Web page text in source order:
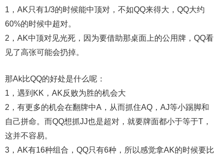
1，AK只有1/3的时候能中顶对，不如QQ来得大，QQ大约
60%的时候中超对。
2，AK中顶对见光死，因为要借助那桌面上的公用牌，QQ看
见了高张可能会扔掉。
那Ak比QQ的好处是什么呢：
1，遇到KK，AK反败为胜的机会大
2，有更多的机会在翻牌中A，从而抓住AQ，AJ等小踢脚和
自己拼命。而QQ想抓JJ也是超对，就要牌面都小于等于T，
这并不容易。
3，AK有16种组合，QQ只有6种，所以感觉拿AK的时候要比